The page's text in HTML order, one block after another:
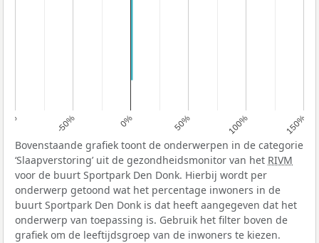
-50% 0% 50% 100% 150%
Bovenstaande grafiek toont de onderwerpen in de categorie
‘Slaapverstoring’ uit de gezondheidsmonitor van het RIVM
voor de buurt Sportpark Den Donk. Hierbij wordt per
onderwerp getoond wat het percentage inwoners in de
buurt Sportpark Den Donk is dat heeft aangegeven dat het
onderwerp van toepassing is. Gebruik het filter boven de
grafiek om de leeftijdsgroep van de inwoners te kiezen.